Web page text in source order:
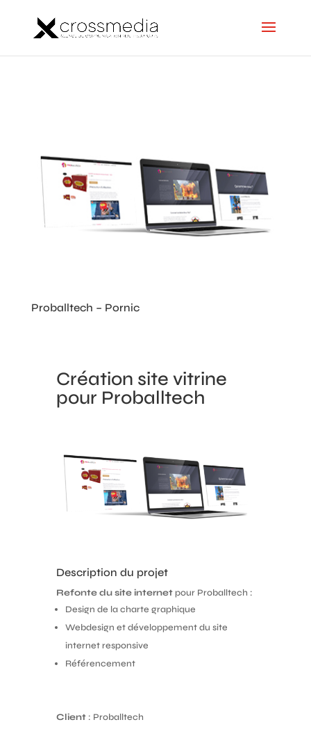
Proballtech – Pornic
Création site vitrine
pour Proballtech
Description du projet
Refonte du site internetpour Proballtech :
Design de la charte graphique
Webdesign et développement du site
internet responsive
Référencement
Client : Proballtech